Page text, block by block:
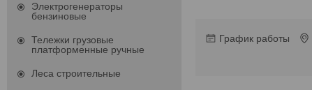
График работы
Электрогенераторы
бензиновые
Тележки грузовые
платформенные ручные
Леса строительные